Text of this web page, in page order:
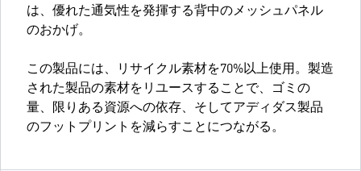
は、優れた通気性を発揮する背中のメッシュパネル
のおかげ。
この製品には、リサイクル素材を70%以上使用。製造
された製品の素材をリユースすることで、ゴミの
量、限りある資源への依存、そしてアディダス製品
のフットプリントを減らすことにつながる。